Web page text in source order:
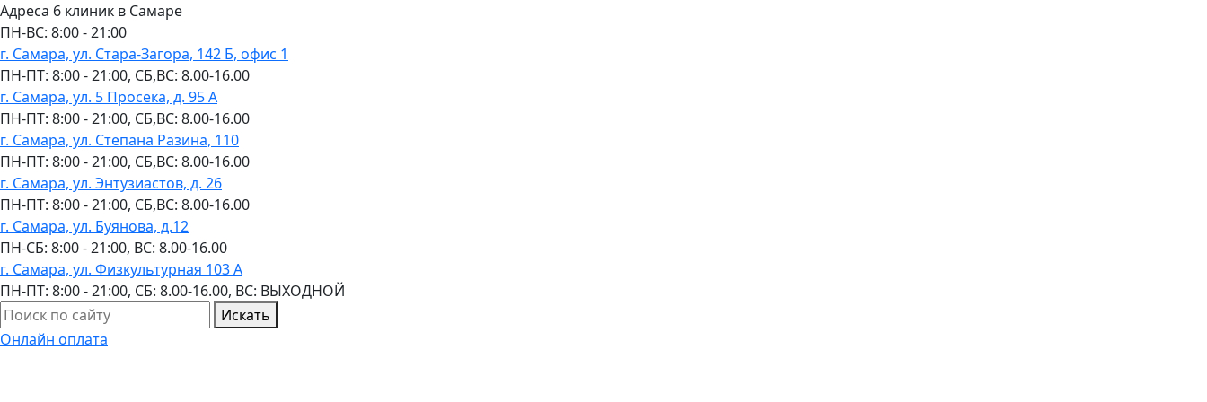
Адреса 6 клиник в Самаре
ПН-ВC: 8:00 - 21:00
г. Самара, ул. Стара-Загора, 142 Б, офис 1
ПН-ПТ: 8:00 - 21:00, СБ,ВС: 8.00-16.00
г. Самара, ул. 5 Просека, д. 95 А
ПН-ПТ: 8:00 - 21:00, СБ,ВС: 8.00-16.00
г. Самара, ул. Степана Разина, 110
ПН-ПТ: 8:00 - 21:00, СБ,ВС: 8.00-16.00
г. Самара, ул. Энтузиастов, д. 26
ПН-ПТ: 8:00 - 21:00, СБ,ВС: 8.00-16.00
г. Самара, ул. Буянова, д.12
ПН-СБ: 8:00 - 21:00, ВС: 8.00-16.00
г. Самара, ул. Физкультурная 103 А
ПН-ПТ: 8:00 - 21:00, СБ: 8.00-16.00, ВС: ВЫХОДНОЙ
Искать
Онлайн оплата